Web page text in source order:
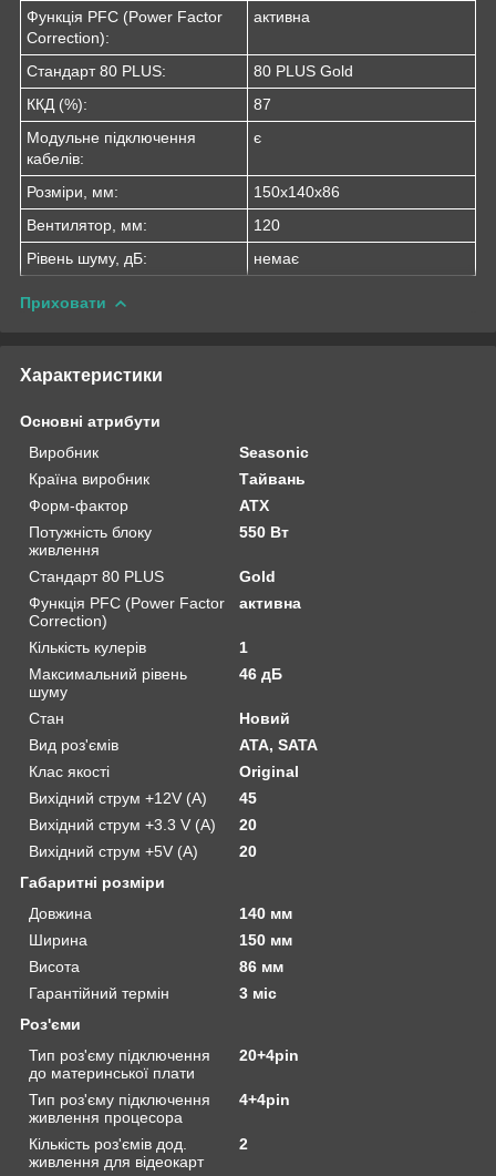
Функція PFC (Power Factor
Correction):
активна
Стандарт 80 PLUS:
80 PLUS Gold
ККД (%):
87
Модульне підключення
кабелів:
є
Розміри, мм:
150х140х86
Вентилятор, мм:
120
Рівень шуму, дБ:
немає
Приховати
Характеристики
Основні атрибути
Виробник
Seasonic
Країна виробник
Тайвань
Форм-фактор
ATX
Потужність блоку
живлення
550 Вт
Стандарт 80 PLUS
Gold
Функція PFC (Power Factor
Correction)
активна
Кількість кулерів
1
Максимальний рівень
шуму
46 дБ
Стан
Новий
Вид роз'ємів
ATA, SATA
Клас якості
Original
Вихідний струм +12V (A)
45
Вихідний струм +3.3 V (A)
20
Вихідний струм +5V (A)
20
Габаритні розміри
Довжина
140 мм
Ширина
150 мм
Висота
86 мм
Гарантійний термін
3 міс
Роз'єми
Тип роз'єму підключення
до материнської плати
20+4pin
Тип роз'єму підключення
живлення процесора
4+4pin
Кількість роз'ємів дод.
живлення для відеокарт
2